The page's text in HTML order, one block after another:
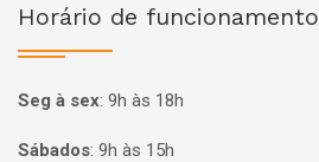
Horário de funcionamento
Seg à sex: 9h às 18h
Sábados: 9h às 15h